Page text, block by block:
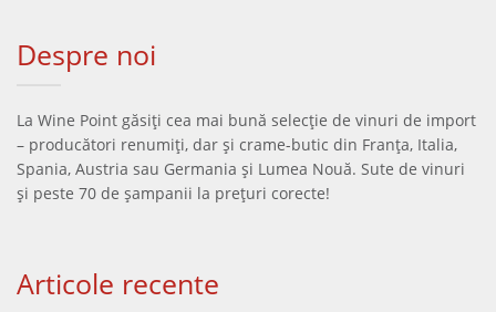
Despre noi
La Wine Point găsiți cea mai bună selecție de vinuri de import
– producători renumiți, dar și crame-butic din Franța, Italia,
Spania, Austria sau Germania și Lumea Nouă. Sute de vinuri
și peste 70 de șampanii la prețuri corecte!
Articole recente